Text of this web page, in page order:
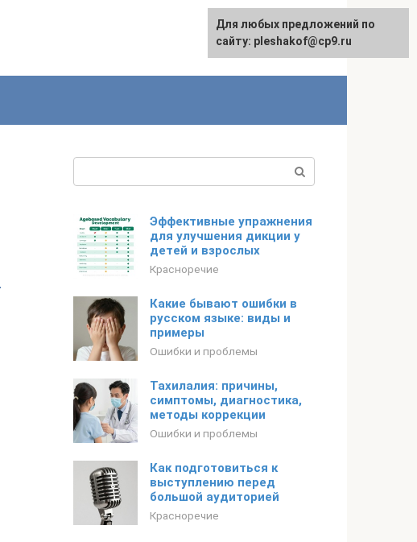
Эффективные упражнения
для улучшения дикции у
детей и взрослых
Красноречие
Какие бывают ошибки в
русском языке: виды и
примеры
Ошибки и проблемы
Тахилалия: причины,
симптомы, диагностика,
методы коррекции
Ошибки и проблемы
Как подготовиться к
выступлению перед
большой аудиторией
Красноречие
Для любых предложений по
сайту: pleshakof@cp9.ru